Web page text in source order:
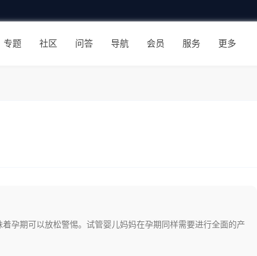
专题 社区 问答 导航 会员 服务 更多
孕期可以放松警惕。试管婴儿妈妈在孕期同样需要进行全面的产